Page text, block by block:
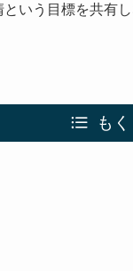
いう目標を共有
もく